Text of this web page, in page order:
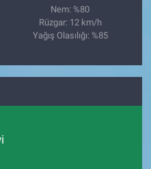
Nem: %80
Rüzgar: 12 km/h
Yağış Olasılığı: %85